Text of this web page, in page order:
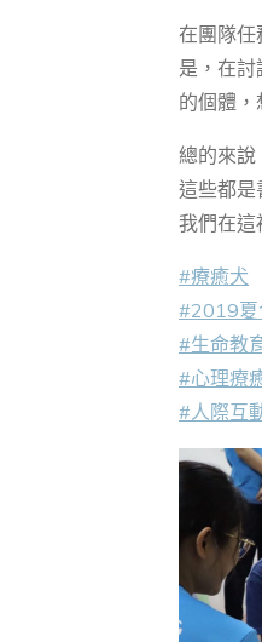
在團隊任
是，在
的個體
總的來說
這些都是
我們在這
#療癒犬
#2019夏
#生命教
#心理療
#人際互